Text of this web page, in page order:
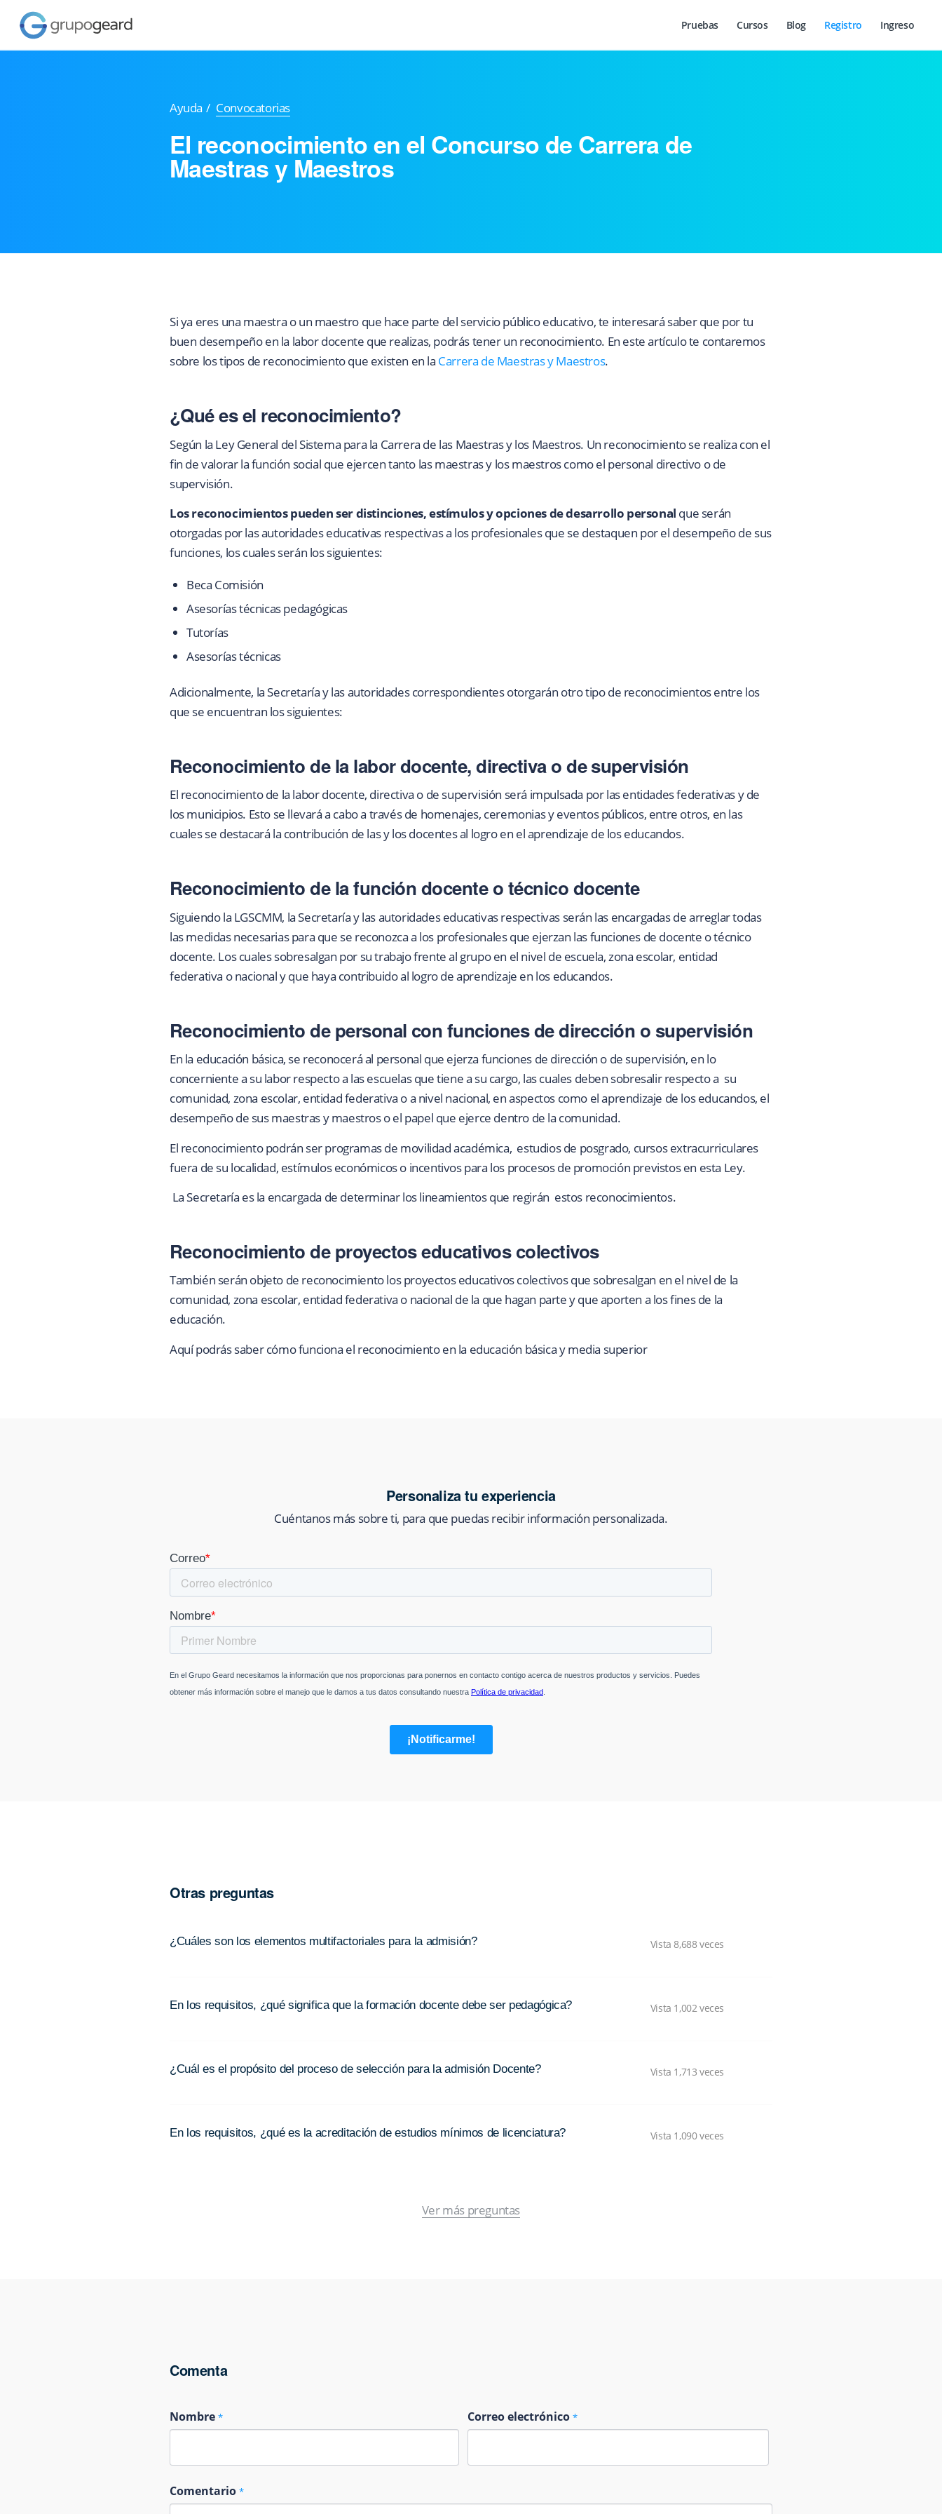
Pruebas Cursos Blog Registro Ingreso
Ayuda / Convocatorias
El reconocimiento en el Concurso de Carrera de
Maestras y Maestros
Si ya eres una maestra o un maestro que hace parte del servicio público educativo, te interesará saber que por tu
buen desempeño en la labor docente que realizas, podrás tener un reconocimiento. En este artículo te contaremos
sobre los tipos de reconocimiento que existen en la Carrera de Maestras y Maestros.
¿Qué es el reconocimiento?
Según la Ley General del Sistema para la Carrera de las Maestras y los Maestros. Un reconocimiento se realiza con el
fin de valorar la función social que ejercen tanto las maestras y los maestros como el personal directivo o de
supervisión.
Los reconocimientos pueden ser distinciones, estímulos y opciones de desarrollo personal que serán
otorgadas por las autoridades educativas respectivas a los profesionales que se destaquen por el desempeño de sus
funciones, los cuales serán los siguientes:
Beca Comisión
Asesorías técnicas pedagógicas
Tutorías
Asesorías técnicas
Adicionalmente, la Secretaría y las autoridades correspondientes otorgarán otro tipo de reconocimientos entre los
que se encuentran los siguientes:
Reconocimiento de la labor docente, directiva o de supervisión
El reconocimiento de la labor docente, directiva o de supervisión será impulsada por las entidades federativas y de
los municipios. Esto se llevará a cabo a través de homenajes, ceremonias y eventos públicos, entre otros, en las
cuales se destacará la contribución de las y los docentes al logro en el aprendizaje de los educandos.
Reconocimiento de la función docente o técnico docente
Siguiendo la LGSCMM, la Secretaría y las autoridades educativas respectivas serán las encargadas de arreglar todas
las medidas necesarias para que se reconozca a los profesionales que ejerzan las funciones de docente o técnico
docente. Los cuales sobresalgan por su trabajo frente al grupo en el nivel de escuela, zona escolar, entidad
federativa o nacional y que haya contribuido al logro de aprendizaje en los educandos.
Reconocimiento de personal con funciones de dirección o supervisión
En la educación básica, se reconocerá al personal que ejerza funciones de dirección o de supervisión, en lo
concerniente a su labor respecto a las escuelas que tiene a su cargo, las cuales deben sobresalir respecto a su
comunidad, zona escolar, entidad federativa o a nivel nacional, en aspectos como el aprendizaje de los educandos, el
desempeño de sus maestras y maestros o el papel que ejerce dentro de la comunidad.
El reconocimiento podrán ser programas de movilidad académica, estudios de posgrado, cursos extracurriculares
fuera de su localidad, estímulos económicos o incentivos para los procesos de promoción previstos en esta Ley.
La Secretaría es la encargada de determinar los lineamientos que regirán estos reconocimientos.
Reconocimiento de proyectos educativos colectivos
También serán objeto de reconocimiento los proyectos educativos colectivos que sobresalgan en el nivel de la
comunidad, zona escolar, entidad federativa o nacional de la que hagan parte y que aporten a los fines de la
educación.
Aquí podrás saber cómo funciona el reconocimiento en la educación básica y media superior
Personaliza tu experiencia
Cuéntanos más sobre ti, para que puedas recibir información personalizada.
Otras preguntas
¿Cuáles son los elementos multifactoriales para la admisión? Vista 8,688 veces
En los requisitos, ¿qué significa que la formación docente debe ser pedagógica? Vista 1,002 veces
¿Cuál es el propósito del proceso de selección para la admisión Docente? Vista 1,713 veces
En los requisitos, ¿qué es la acreditación de estudios mínimos de licenciatura? Vista 1,090 veces
Ver más preguntas
Comenta
Nombre * Correo electrónico *
Comentario *